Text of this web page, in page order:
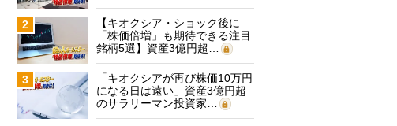
2
【キオクシア・ショック後に
「株価倍増」も期待できる注目
銘柄5選】資産3億円超…
3
「キオクシアが再び株価10万円
になる日は遠い」資産3億円超
のサラリーマン投資家…